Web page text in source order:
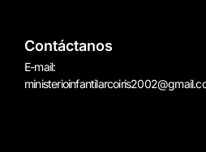
Contáctanos
E-mail: